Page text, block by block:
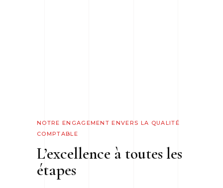
NOTRE ENGAGEMENT ENVERS LA QUALITÉ
COMPTABLE
L’excellence à toutes les
étapes